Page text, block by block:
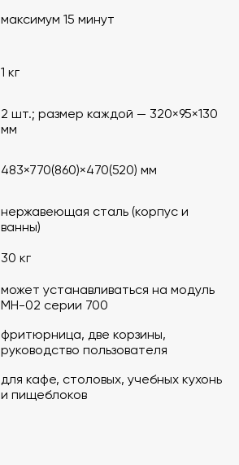
максимум 15 минут
1 кг
2 шт.; размер каждой — 320×95×130
мм
483×770(860)×470(520) мм
нержавеющая сталь (корпус и
ванны)
30 кг
может устанавливаться на модуль
МН-02 серии 700
фритюрница, две корзины,
руководство пользователя
для кафе, столовых, учебных кухонь
и пищеблоков